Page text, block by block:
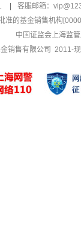
客服邮箱：
准的基金销售机构
中国证监会上海监
销售有限公司 2011-